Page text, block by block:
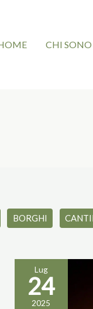
CHI SONO
BORGHI
Lug
24
2025
Le